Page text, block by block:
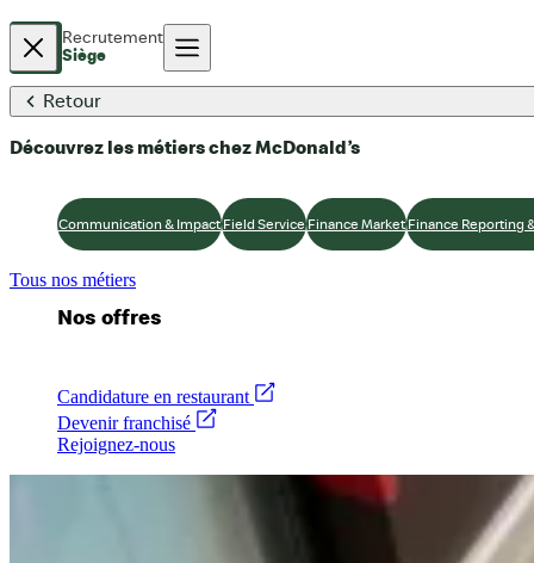
Recrutement
Siège
McDonald's France
Nos métiers
Nos offres
Candidature en restaurant
Devenir franchisé
Rejoignez-nous
Retour
Découvrez les métiers chez McDonald’s
Communication & Impact Field Service Finance Market Finance Reporting
Tous nos métiers
Accueil
Nos offres d’emploi